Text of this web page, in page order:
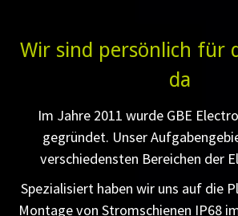
Wir sind persönlich für
da
Im Jahre 2011 wurde GBE
gegründet. Unser
verschiedensten Bereichen der
Spezialisiert haben wir uns auf die
Montage von Stromschienen IP68